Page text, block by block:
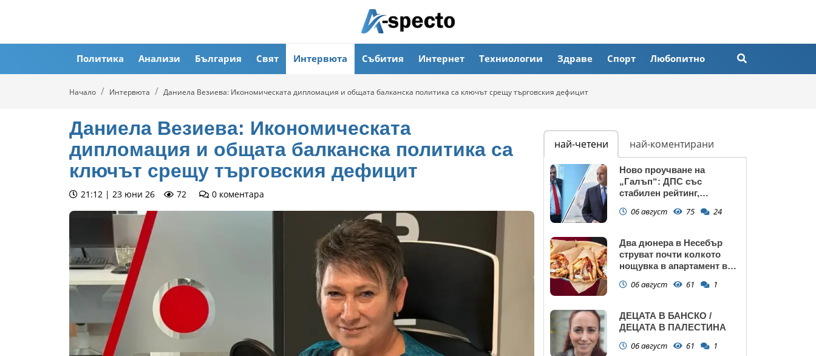
Политика Анализи България Свят Интервюта Събития Интернет Техниологии Здраве Спорт Любопитно
Начало Интервюта Даниела Везиева: Икономическата дипломация и общата балканска политика са ключът срещу търговския дефицит
Даниела Везиева: Икономическата
дипломация и общата балканска политика са
ключът срещу търговския дефицит
21:12 | 23 юни 26 72 0 коментара
най-четени най-коментирани
Ново проучване на
„Галъп“: ДПС със
стабилен рейтинг,
запазва
06 август 75 24
Два дюнера в Несебър
струват почти колкото
нощувка в апартамент в
06 август 61 1
ДЕЦАТА В БАНСКО /
ДЕЦАТА В ПАЛЕСТИНА
06 август 61 1